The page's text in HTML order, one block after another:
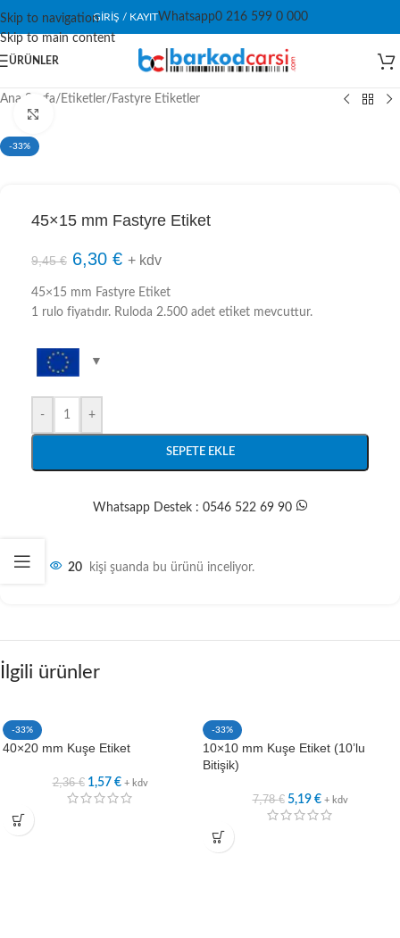
Skip to navigation
Skip to main content
GIRIŞ / KAYITWhatsapp0 216 599 0 000
ÜRÜNLER
Ana Sayfa/ Etiketler/ Fastyre Etiketler
-33%
45×15 mm Fastyre Etiket
9,45€ 6,30 € + kdv
45×15 mm Fastyre Etiket
1 rulo fiyatıdır. Ruloda 2.500 adet etiket mevcuttur.
- +
SEPETE EKLE
Whatsapp Destek : 0546 522 69 90
20 kişi şuanda bu ürünü inceliyor.
İlgili ürünler
-33%
40×20 mm Kuşe Etiket
2,36€ 1,57 € + kdv
-33%
10×10 mm Kuşe Etiket (10’lu
Bitişik)
7,78€ 5,19 € + kdv